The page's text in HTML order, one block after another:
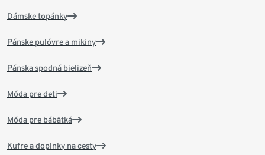
Dámske topánky
Pánske pulóvre a mikiny
Pánska spodná bielizeň
Móda pre deti
Móda pre bábätká
Kufre a doplnky na cesty